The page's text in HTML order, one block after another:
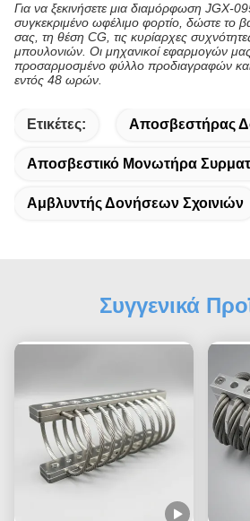
Για να ξεκινήσετε μια διαμόρφωση JGX-
συγκεκριμένο ωφέλιμο φορτίο, δώστε το
σας, τη θέση CG, τις κυρίαρχες
μπουλονιών. Οι μηχανικοί εφαρμογών
προσαρμοσμένο φύλλο προδιαγραφών
εντός 48 ωρών.
Ετικέτες: Αποσβεστήρας
Αποσβεστικό Μονωτήρα
Αμβλυντής Δονήσεων Σχοινιών
Συγγενικά